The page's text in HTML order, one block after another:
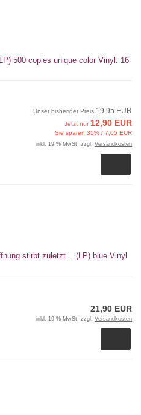
500 copies unique color Vinyl: 16
Unser bisheriger Preis 19,95 EUR
Jetzt nur12,90 EUR
Sie sparen 35% / 7,05 EUR
inkl. 19 % MwSt. zzgl. Versandkosten
stirbt zuletzt… (LP) blue Vinyl
21,90 EUR
inkl. 19 % MwSt. zzgl. Versandkosten